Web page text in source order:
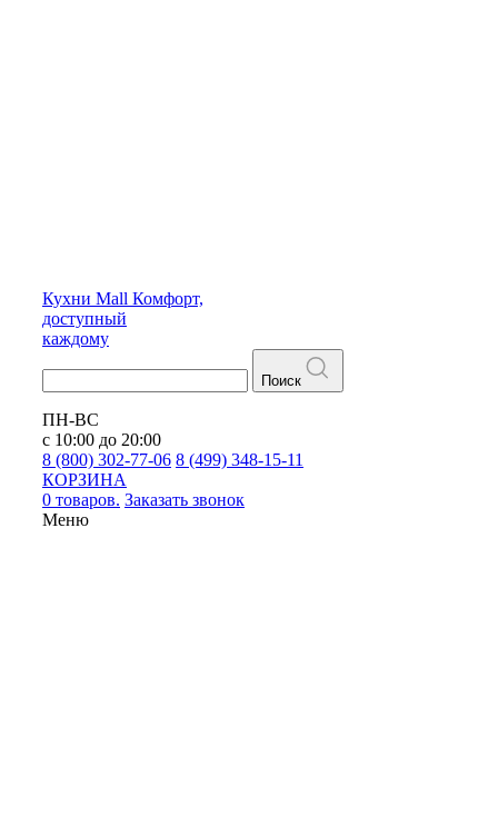
Кухни Mall Комфорт,
доступный
каждому
Поиск
ПН-ВС
с 10:00 до 20:00
8 (800) 302-77-06 8 (499) 348-15-11
КОРЗИНА
0 товаров. Заказать звонок
Меню